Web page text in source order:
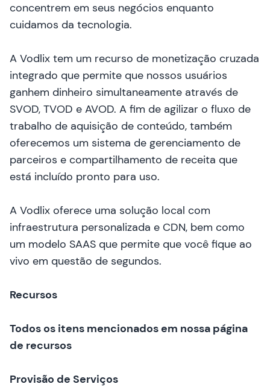
concentrem em seus negócios enquanto
cuidamos da tecnologia.
A Vodlix tem um recurso de monetização cruzada
integrado que permite que nossos usuários
ganhem dinheiro simultaneamente através de
SVOD, TVOD e AVOD. A fim de agilizar o fluxo de
trabalho de aquisição de conteúdo, também
oferecemos um sistema de gerenciamento de
parceiros e compartilhamento de receita que
está incluído pronto para uso.
A Vodlix oferece uma solução local com
infraestrutura personalizada e CDN, bem como
um modelo SAAS que permite que você fique ao
vivo em questão de segundos.
Recursos
Todos os itens mencionados em nossa página
de recursos
Provisão de Serviços